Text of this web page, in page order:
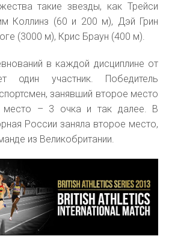
такие звезды, как Трейси
Коллинз (60 и 200 м), Дэй Грин
(3000 м), Крис Браун (400 м).
в каждой дисциплине от
один участник. Победитель
занявший второе место
место – 3 очка и так далее. В
России заняла второе место,
из Великобритании.